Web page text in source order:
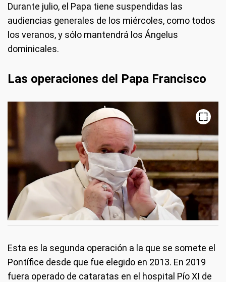
Durante julio, el Papa tiene suspendidas las
audiencias generales de los miércoles, como todos
los veranos, y sólo mantendrá los Ángelus
dominicales.
Las operaciones del Papa Francisco
Esta es la segunda operación a la que se somete el
Pontífice desde que fue elegido en 2013. En 2019
fuera operado de cataratas en el hospital Pío XI de